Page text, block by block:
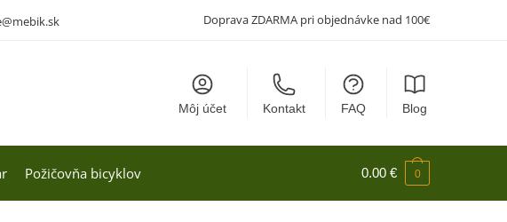
Doprava ZDARMA pri objednávke nad 100€
Môj účet Kontakt FAQ Blog
Požičovňa bicyklov 0.00 € 0